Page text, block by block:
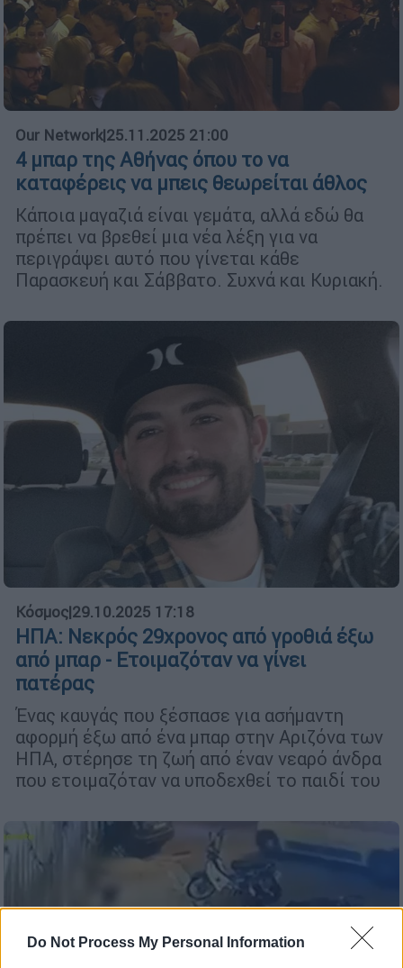
Do Not Process My Personal Information
Our Network|25.11.2025 21:00
4 μπαρ της Αθήνας όπου το να
καταφέρεις να μπεις θεωρείται άθλος
Κάποια μαγαζιά είναι γεμάτα, αλλά εδώ θα
πρέπει να βρεθεί μια νέα λέξη για να
περιγράψει αυτό που γίνεται κάθε
Παρασκευή και Σάββατο. Συχνά και Κυριακή.
Κόσμος|29.10.2025 17:18
ΗΠΑ: Νεκρός 29χρονος από γροθιά έξω
από μπαρ - Ετοιμαζόταν να γίνει
πατέρας
Ένας καυγάς που ξέσπασε για ασήμαντη
αφορμή έξω από ένα μπαρ στην Αριζόνα των
ΗΠΑ, στέρησε τη ζωή από έναν νεαρό άνδρα
που ετοιμαζόταν να υποδεχθεί το παιδί του